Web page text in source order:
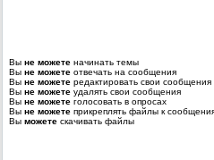
Вы не можете начинать темы
Вы не можете отвечать на сообщения
Вы не можете редактировать свои сообщения
Вы не можете удалять свои сообщения
Вы не можете голосовать в опросах
Вы не можете прикреплять файлы к
Вы можете скачивать файлы